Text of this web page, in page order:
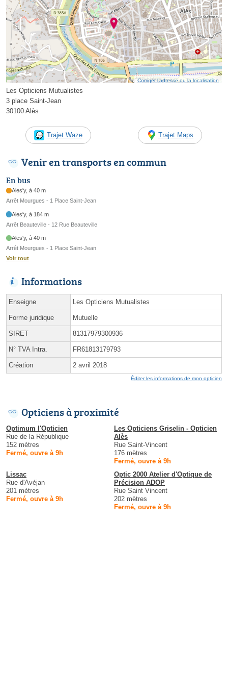
Corriger l’adresse ou la localisation
Les Opticiens Mutualistes
3 place Saint-Jean
30100 Alès
Trajet Waze Trajet Maps
Venir en transports en commun
En bus
Ales'y, à 40 m
Arrêt Mourgues - 1 Place Saint-Jean
Ales'y, à 184 m
Arrêt Beauteville - 12 Rue Beauteville
Ales'y, à 40 m
Arrêt Mourgues - 1 Place Saint-Jean
Voir tout
Informations
Enseigne Les Opticiens Mutualistes
Forme juridique Mutuelle
SIRET 81317979300936
N° TVA Intra. FR61813179793
Création 2 avril 2018
Éditer les informations de mon opticien
Opticiens à proximité
Optimum l'Opticien
Rue de la République
152 mètres
Fermé, ouvre à 9h
Les Opticiens Griselin - Opticien
Alès
Rue Saint-Vincent
176 mètres
Fermé, ouvre à 9h
Lissac
Rue d'Avéjan
201 mètres
Fermé, ouvre à 9h
Optic 2000 Atelier d'Optique de
Précision ADOP
Rue Saint Vincent
202 mètres
Fermé, ouvre à 9h